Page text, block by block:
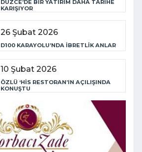
DÜZCE’DE BİR YATIRIM DAHA TARİHE
KARIŞIYOR
26 Şubat 2026
D100 KARAYOLU’NDA İBRETLİK ANLAR
10 Şubat 2026
ÖZLÜ ‘HİS RESTORAN’IN AÇILIŞINDA
KONUŞTU